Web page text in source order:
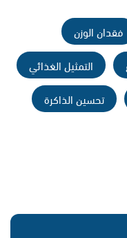
فقدان الوزن
التمثيل الغذائي
تحسين الذاكرة